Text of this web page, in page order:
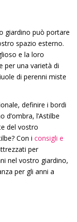
giardino può portare
spazio esterno.
e la loro
per una varietà di
di perenni miste
definire i bordi
l’Astilbe
del vostro
Con i consigli e
per
nel vostro giardino,
per gli anni a